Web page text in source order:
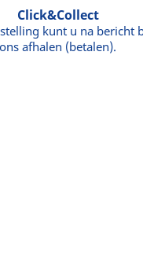
Click&Collect
kunt u na bericht
ons afhalen (betalen).